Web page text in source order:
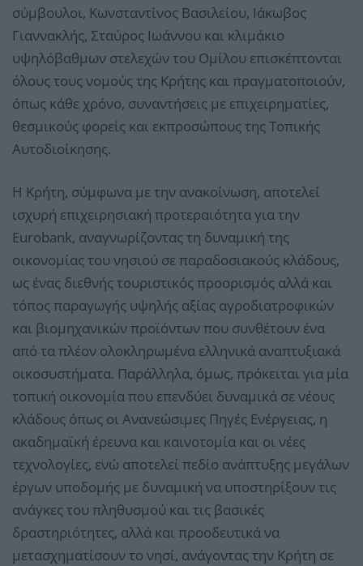
σύμβουλοι, Κωνσταντίνος Βασιλείου, Ιάκωβος
Γιαννακλής, Σταύρος Ιωάννου και κλιμάκιο
υψηλόβαθμων στελεχών του Ομίλου επισκέπτονται
όλους τους νομούς της Κρήτης και πραγματοποιούν,
όπως κάθε χρόνο, συναντήσεις με επιχειρηματίες,
θεσμικούς φορείς και εκπροσώπους της Τοπικής
Αυτοδιοίκησης.
Η Κρήτη, σύμφωνα με την ανακοίνωση, αποτελεί
ισχυρή επιχειρησιακή προτεραιότητα για την
Eurobank, αναγνωρίζοντας τη δυναμική της
οικονομίας του νησιού σε παραδοσιακούς κλάδους,
ως ένας διεθνής τουριστικός προορισμός αλλά και
τόπος παραγωγής υψηλής αξίας αγροδιατροφικών
και βιομηχανικών προϊόντων που συνθέτουν ένα
από τα πλέον ολοκληρωμένα ελληνικά αναπτυξιακά
οικοσυστήματα. Παράλληλα, όμως, πρόκειται για μία
τοπική οικονομία που επενδύει δυναμικά σε νέους
κλάδους όπως οι Ανανεώσιμες Πηγές Ενέργειας, η
ακαδημαϊκή έρευνα και καινοτομία και οι νέες
τεχνολογίες, ενώ αποτελεί πεδίο ανάπτυξης μεγάλων
έργων υποδομής με δυναμική να υποστηρίξουν τις
ανάγκες του πληθυσμού και τις βασικές
δραστηριότητες, αλλά και προοδευτικά να
μετασχηματίσουν το νησί, ανάγοντας την Κρήτη σε